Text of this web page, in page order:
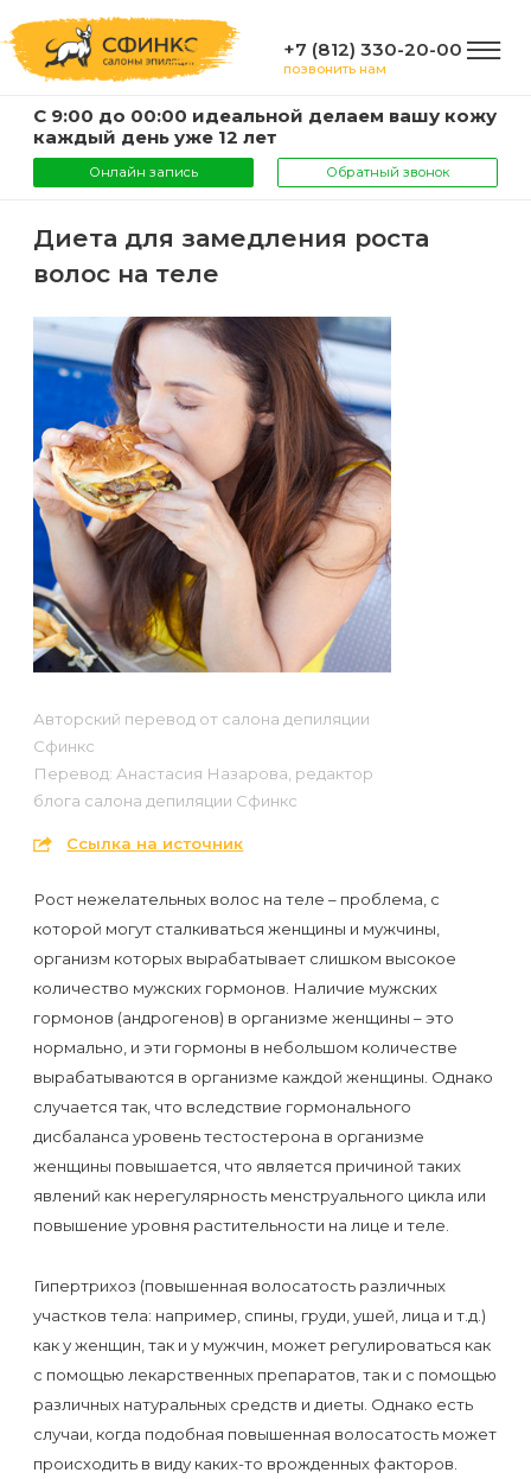
+7 (812) 330-20-00
позвонить нам
С 9:00 до 00:00 идеальной делаем вашу кожу
каждый день уже 12 лет
Онлайн запись Обратный звонок
ГЛАВНАЯ
цены
Эпиляция
воском
Шугаринг
Мужская
депиляция
дизайн
компании
Мастера
Отзывы
Материалы
и
инструменты
Оборудование
Партнерство
Администраторы
ИНФОРМАЦИЯ
Фото
Видео
Вопросы-
ответы
Блог
Форум
сайта
ВАЖНО
Подготовка
к
процедуре
эпиляции
сахаром
Эпиляция
Сфинксе
и
первый
раз
перед
важным
событием
Противопоказания
к
эпиляции
Что
нужно
КОНТАКТЫ
Диета для замедления роста
волос на теле
Авторский перевод от салона депиляции
Сфинкс
Перевод: Анастасия Назарова, редактор
блога салона депиляции Сфинкс
Ссылка на источник
Рост нежелательных волос на теле – проблема, с
которой могут сталкиваться женщины и мужчины,
организм которых вырабатывает слишком высокое
количество мужских гормонов. Наличие мужских
гормонов (андрогенов) в организме женщины – это
нормально, и эти гормоны в небольшом количестве
вырабатываются в организме каждой женщины. Однако
случается так, что вследствие гормонального
дисбаланса уровень тестостерона в организме
женщины повышается, что является причиной таких
явлений как нерегулярность менструального цикла или
повышение уровня растительности на лице и теле.
Гипертрихоз (повышенная волосатость различных
участков тела: например, спины, груди, ушей, лица и т.д.)
как у женщин, так и у мужчин, может регулироваться как
с помощью лекарственных препаратов, так и с помощью
различных натуральных средств и диеты. Однако есть
случаи, когда подобная повышенная волосатость может
происходить в виду каких-то врожденных факторов.